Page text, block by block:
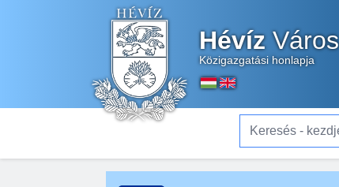
HévízVáros
Közigazgatási honlapja
Keresés - kezdjen